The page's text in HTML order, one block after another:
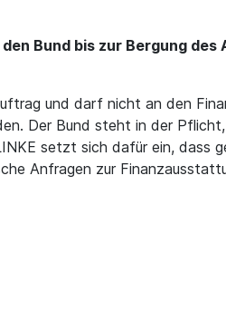
Bund bis zur Bergung des
und darf nicht an den
Der Bund steht in der
setzt sich dafür ein, dass
Anfragen zur